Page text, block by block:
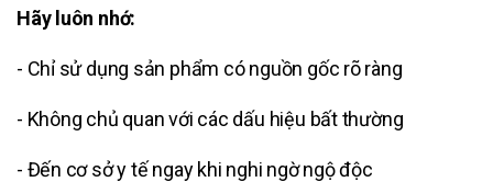
Hãy luôn nhớ:
- Chỉ sử dụng sản phẩm có nguồn gốc rõ ràng
- Không chủ quan với các dấu hiệu bất thường
- Đến cơ sở y tế ngay khi nghi ngờ ngộ độc